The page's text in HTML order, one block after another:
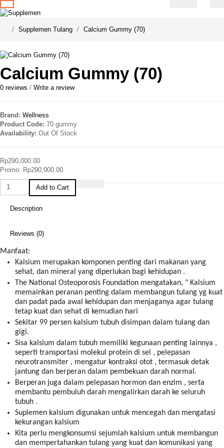
Supplemen Tulang Calcium Gummy (70)
Calcium Gummy (70)
0 reviews / Write a review
Brand: Wellness
Product Code: 70 gummy
Availability: Out Of Stock
Rp290,000.00
Promo: Rp290,000.00
Add to Cart
Description
Reviews (0)
Manfaat:
Kalsium merupakan komponen penting dari makanan yang
sehat, dan mineral yang diperlukan bagi kehidupan .
The National Osteoporosis Foundation mengatakan, " Kalsium
memainkan peranan penting dalam membangun tulang yg kuat
dan padat pada awal kehidupan dan menjaganya agar tulang
tetap kuat dan sehat di kemudian hari
Sekitar 99 persen kalsium tubuh disimpan dalam tulang dan
gigi.
Sisa kalsium dalam tubuh memiliki kegunaan penting lainnya ,
seperti transportasi molekul protein di sel , pelepasan
neurotransmiter , mengatur kontraksi otot , termasuk detak
jantung dan berperan dalam pembekuan darah normal.
Berperan juga dalam pelepasan hormon dan enzim , serta
membantu pembuluh darah mengalirkan darah ke seluruh
tubuh .
Suplemen kalsium digunakan untuk mencegah dan mengatasi
kekurangan kalsium
Kita perlu mengkonsumsi sejumlah kalsium untuk membangun
dan mempertahankan tulang yang kuat dan komunikasi yang